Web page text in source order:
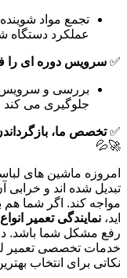
تجمع مواد
عملکرد دستگاه
✅ سرویس دوره ای را
بررسی و سرویس
جلوگیری می کند
✅تخصص ما،
🚀💦
امروزه ماشین های
تبدیل شده اند و خرابی
مواجه کند. اگر شما
اید، نمایندگی تعمیر
رفع مشکل شما باشد. در
خدمات تخصصی تعمیر
نکاتی برای انتخاب